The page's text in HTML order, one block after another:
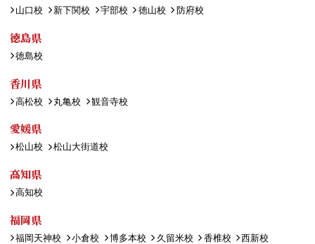
山口校 新下関校 宇部校 徳山校 防府校
徳島県
徳島校
香川県
高松校 丸亀校 観音寺校
愛媛県
松山校 松山大街道校
高知県
高知校
福岡県
福岡天神校 小倉校 博多本校 久留米校 香椎校
西新校